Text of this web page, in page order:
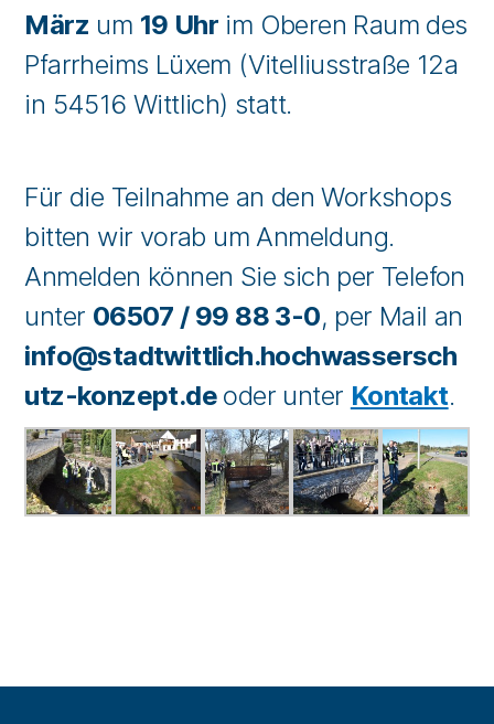
März um 19 Uhr im Oberen Raum des
Pfarrheims Lüxem (Vitelliusstraße 12a
in 54516 Wittlich) statt.
Für die Teilnahme an den Workshops
bitten wir vorab um Anmeldung.
Anmelden können Sie sich per Telefon
unter 06507 / 99 88 3-0, per Mail an
info@stadtwittlich.hochwassersch
utz-konzept.de oder unter Kontakt.